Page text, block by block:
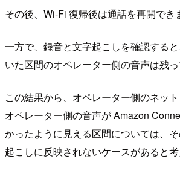
その後、Wi-Fi 復帰後は通話を再開でき
一方で、録音と文字起こしを確認する
いた区間のオペレーター側の音声は残っ
この結果から、オペレーター側のネット
オペレーター側の音声が Amazon
かったように見える区間については、
起こしに反映されないケースがあると考